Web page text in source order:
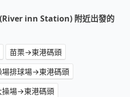
inn Station) 附近出發的
苗栗→東港碼頭
場排球場→東港碼頭
操場→東港碼頭